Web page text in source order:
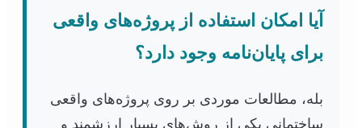
آیا امکان استفاده از پروژه‌های واقعی
برای پایان‌نامه وجود دارد؟
بله، مطالعات موردی بر روی پروژه‌های واقعی
ساختمانی یکی از روش‌های بسیار ارزشمند و